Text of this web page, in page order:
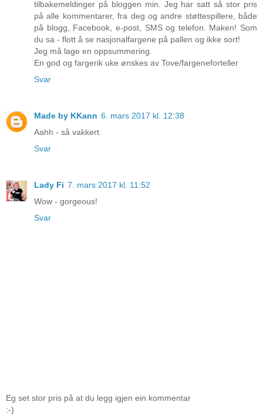
tilbakemeldinger på bloggen min. Jeg har satt så stor pris
på alle kommentarer, fra deg og andre støttespillere, både
på blogg, Facebook, e-post, SMS og telefon. Maken! Som
du sa - flott å se nasjonalfargene på pallen og ikke sort!
Jeg må lage en oppsummering.
En god og fargerik uke ønskes av Tove/fargeneforteller
Svar
Made by KKann 6. mars 2017 kl. 12:38
Aahh - så vakkert.
Svar
Lady Fi 7. mars 2017 kl. 11:52
Wow - gorgeous!
Svar
Eg set stor pris på at du legg igjen ein kommentar
:-)